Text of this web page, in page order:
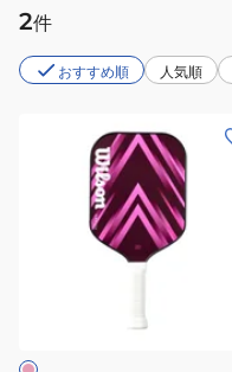
2件
おすすめ順 人気順
ピ
ル
ー